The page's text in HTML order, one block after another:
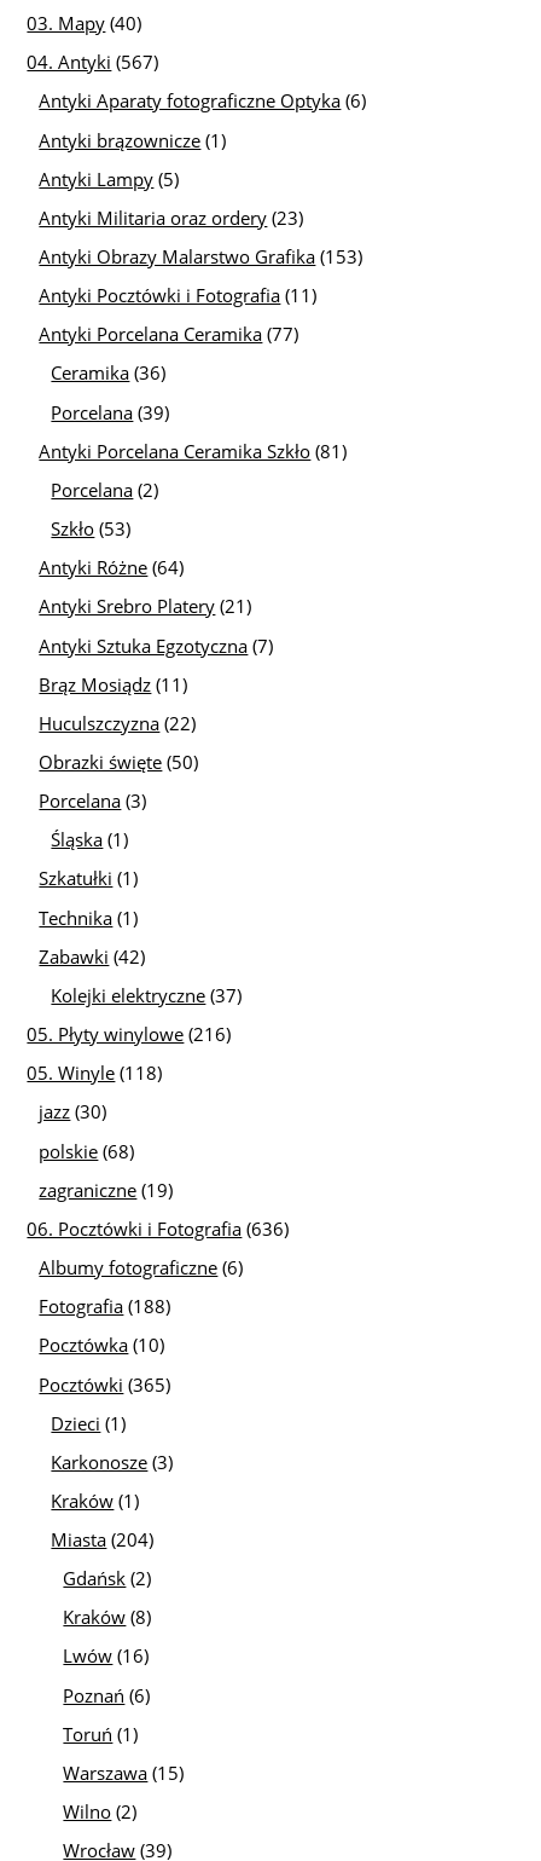
03. Mapy (40)
04. Antyki (567)
Antyki Aparaty fotograficzne Optyka (6)
Antyki brązownicze (1)
Antyki Lampy (5)
Antyki Militaria oraz ordery (23)
Antyki Obrazy Malarstwo Grafika (153)
Antyki Pocztówki i Fotografia (11)
Antyki Porcelana Ceramika (77)
Ceramika (36)
Porcelana (39)
Antyki Porcelana Ceramika Szkło (81)
Porcelana (2)
Szkło (53)
Antyki Różne (64)
Antyki Srebro Platery (21)
Antyki Sztuka Egzotyczna (7)
Brąz Mosiądz (11)
Huculszczyzna (22)
Obrazki święte (50)
Porcelana (3)
Śląska (1)
Szkatułki (1)
Technika (1)
Zabawki (42)
Kolejki elektryczne (37)
05. Płyty winylowe (216)
05. Winyle (118)
jazz (30)
polskie (68)
zagraniczne (19)
06. Pocztówki i Fotografia (636)
Albumy fotograficzne (6)
Fotografia (188)
Pocztówka (10)
Pocztówki (365)
Dzieci (1)
Karkonosze (3)
Kraków (1)
Miasta (204)
Gdańsk (2)
Kraków (8)
Lwów (16)
Poznań (6)
Toruń (1)
Warszawa (15)
Wilno (2)
Wrocław (39)